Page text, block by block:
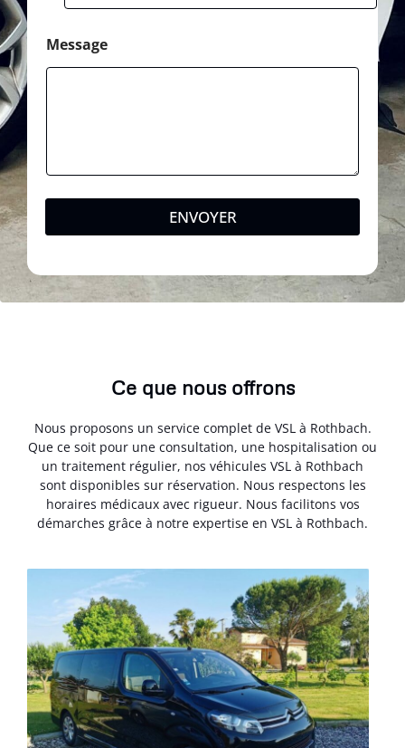
Message
ENVOYER
Ce que nous offrons
Nous proposons un service complet de VSL à Rothbach.
Que ce soit pour une consultation, une hospitalisation ou
un traitement régulier, nos véhicules VSL à Rothbach
sont disponibles sur réservation. Nous respectons les
horaires médicaux avec rigueur. Nous facilitons vos
démarches grâce à notre expertise en VSL à Rothbach.